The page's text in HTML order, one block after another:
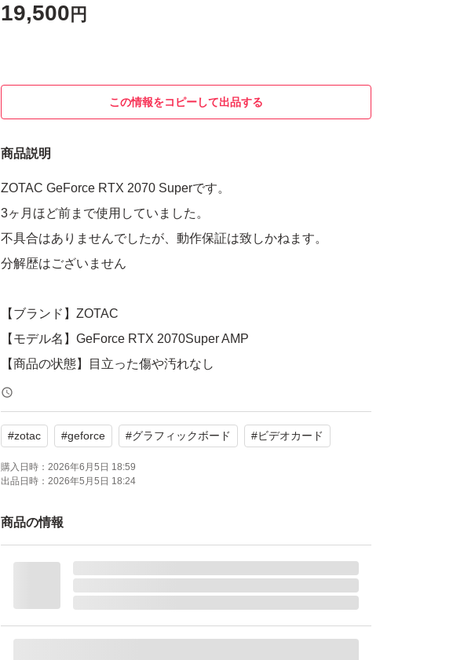
19,500 円
この情報をコピーして出品する
商品説明
ZOTAC GeForce RTX 2070 Superです。
3ヶ月ほど前まで使用していました。
不具合はありませんでしたが、動作保証は致しかねます。
分解歴はございません
【ブランド】ZOTAC
【モデル名】GeForce RTX 2070Super AMP
【商品の状態】目立った傷や汚れなし
【カラー】ブラック系
箱、付属品もあります。
よろしくお願いいたします。
#zotac #geforce #グラフィックボード #ビデオカード
購入日時： 2026年6月5日 18:59
出品日時： 2026年5月5日 18:24
商品の情報